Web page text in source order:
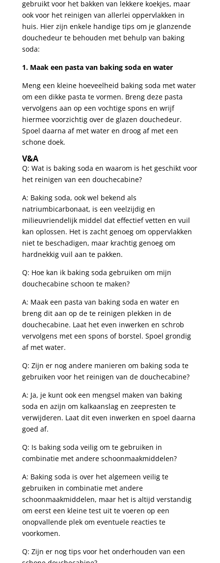
gebruikt voor ⁣het bakken van​ lekkere​ koekjes, maar
ook voor ​het reinigen van allerlei oppervlakken‍ in
huis. Hier zijn enkele handige​ tips om je glanzende
douchedeur⁣ te behouden met behulp van⁢ baking
soda:
1. Maak een pasta van ‌baking soda en water
Meng een kleine⁣ hoeveelheid ‍baking soda ⁤met water
⁢om een ‌dikke ​pasta te vormen. Breng deze pasta
vervolgens aan op⁢ een vochtige​ spons en wrijf
hiermee ‍voorzichtig over de ⁢glazen douchedeur.
Spoel daarna af ⁢met water en⁣ droog af met een
schone doek.
V&A
Q: Wat is baking ⁢soda en waarom is⁢ het geschikt voor
het reinigen van een douchecabine?
A: Baking ⁢soda, ook wel bekend als
⁢natriumbicarbonaat, is ‌een veelzijdig en
milieuvriendelijk ⁤middel dat effectief vetten en vuil
kan oplossen. Het is zacht genoeg om oppervlakken⁤
niet te beschadigen, maar krachtig⁣ genoeg om
hardnekkig vuil aan te pakken.
Q: Hoe kan ik baking soda gebruiken om⁣ mijn
douchecabine schoon te maken?
A: Maak een pasta ⁢van baking soda en water en⁢
breng dit aan op de⁢ te reinigen plekken ⁢in de
douchecabine. Laat het ⁤even inwerken‌ en schrob⁢
vervolgens met een spons of borstel. ⁢Spoel‍ grondig
af met water.
Q: Zijn ⁣er⁣ nog andere manieren om ⁤baking soda te
gebruiken voor het reinigen van de douchecabine?
A: Ja, je kunt ook een⁣ mengsel⁣ maken van baking
soda en azijn om kalkaanslag en zeepresten te
verwijderen. ⁢Laat⁢ dit even inwerken⁢ en spoel daarna
goed af.
Q: Is baking ⁣soda veilig om te gebruiken in
combinatie met ⁣andere schoonmaakmiddelen?
A: Baking soda is over het algemeen veilig te
gebruiken in combinatie ⁤met andere
schoonmaakmiddelen, maar het is ​altijd ‌verstandig
om eerst‍ een kleine test uit⁣ te​ voeren op een
onopvallende plek om ‌eventuele ⁢reacties te
voorkomen.
Q: Zijn er nog​ tips voor het onderhouden van een